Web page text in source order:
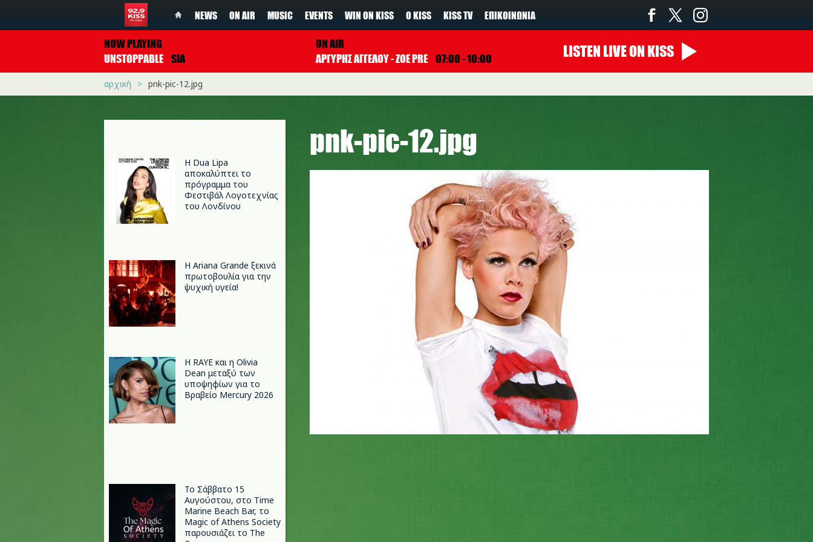
NEWS ON AIR MUSIC EVENTS WIN ON KISS Ο KISS KISS TV ΕΠΙΚΟΙΝΩΝΊΑ
NOW PLAYING
UNSTOPPABLE SIA
ON AIR
ΑΡΓΥΡΗΣ ΑΓΓΕΛΟΥ - ZOE PRE 07:00 - 10:00 LISTEN LIVEON KISS
αρχική pnk-pic-12.jpg
Η Dua Lipa
αποκαλύπτει το
πρόγραμμα του
Φεστιβάλ Λογοτεχνίας
του Λονδίνου
Η Ariana Grande ξεκινά
πρωτοβουλία για την
ψυχική υγεία!
Η RAYE και η Olivia
Dean μεταξύ των
υποψηφίων για το
Βραβείο Mercury 2026
Το Σάββατο 15
Αυγούστου, στο Time
Marine Beach Bar, το
Magic of Athens Society
παρουσιάζει το The
pnk-pic-12.jpg